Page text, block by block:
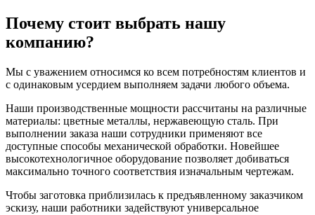
Почему стоит выбрать нашу
компанию?
Мы с уважением относимся ко всем потребностям клиентов и
с одинаковым усердием выполняем задачи любого объема.
Наши производственные мощности рассчитаны на различные
материалы: цветные металлы, нержавеющую сталь. При
выполнении заказа наши сотрудники применяют все
доступные способы механической обработки. Новейшее
высокотехнологичное оборудование позволяет добиваться
максимально точного соответствия изначальным чертежам.
Чтобы заготовка приблизилась к предъявленному заказчиком
эскизу, наши работники задействуют универсальное